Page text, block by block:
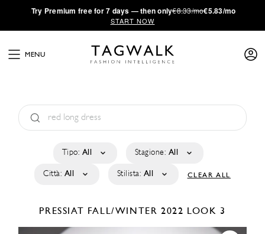
·Try Premium free for 7 days — then only€8.33/mo€5.83/mo
START NOW
MENU
Tipo: All Stagione: All
Città: All Stilista: All CLEAR ALL
PRESSIAT FALL/WINTER 2022 LOOK 3